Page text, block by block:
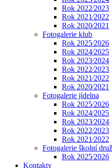
Rok 2022⁄2023
Rok 2021⁄2022
Rok 2020⁄2021
Fotogalerie klub
Rok 2025⁄2026
Rok 2024⁄2025
Rok 2023⁄2024
Rok 2022⁄2023
Rok 2021⁄2022
Rok 2020⁄2021
Fotogalerie jídelna
Rok 2025⁄2026
Rok 2024⁄2025
Rok 2023⁄2024
Rok 2022⁄2023
Rok 2021⁄2022
Fotogalerie školní
Rok 2025⁄2026
Kontakty